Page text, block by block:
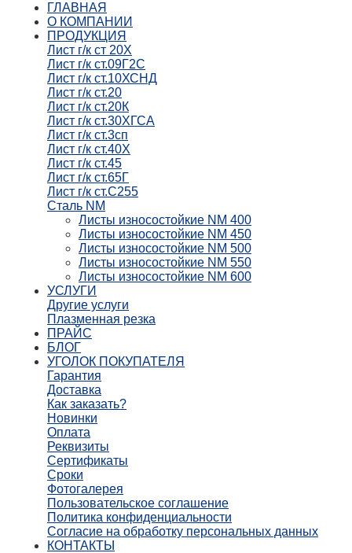
ГЛАВНАЯ
О КОМПАНИИ
ПРОДУКЦИЯ
Лист г/к ст 20Х
Лист г/к ст.09Г2С
Лист г/к ст.10ХСНД
Лист г/к ст.20
Лист г/к ст.20К
Лист г/к ст.30ХГСА
Лист г/к ст.3сп
Лист г/к ст.40Х
Лист г/к ст.45
Лист г/к ст.65Г
Лист г/к ст.С255
Сталь NM
Листы износостойкие NM 400
Листы износостойкие NM 450
Листы износостойкие NM 500
Листы износостойкие NM 550
Листы износостойкие NM 600
УСЛУГИ
Другие услуги
Плазменная резка
ПРАЙС
БЛОГ
УГОЛОК ПОКУПАТЕЛЯ
Гарантия
Доставка
Как заказать?
Новинки
Оплата
Реквизиты
Сертификаты
Сроки
Фотогалерея
Пользовательское соглашение
Политика конфиденциальности
Согласие на обработку персональных данных
КОНТАКТЫ